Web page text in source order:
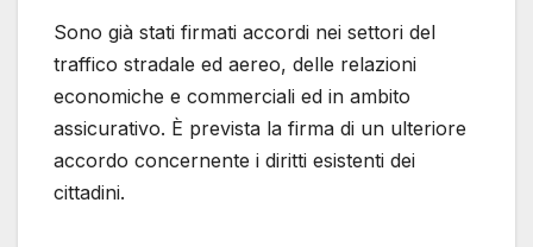
Sono già stati firmati accordi nei settori del
traffico stradale ed aereo, delle relazioni
economiche e commerciali ed in ambito
assicurativo. È prevista la firma di un ulteriore
accordo concernente i diritti esistenti dei
cittadini.